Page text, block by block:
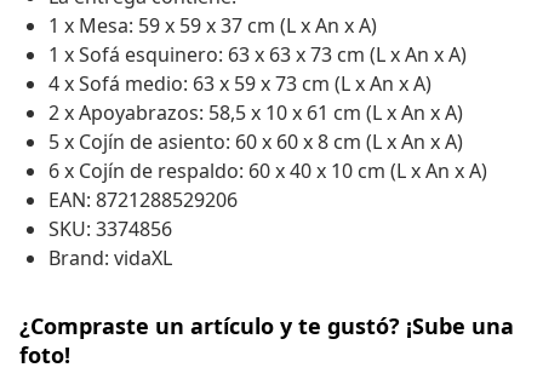
1 x Mesa: 59 x 59 x 37 cm (L x An x A)
1 x Sofá esquinero: 63 x 63 x 73 cm (L x An x A)
4 x Sofá medio: 63 x 59 x 73 cm (L x An x A)
2 x Apoyabrazos: 58,5 x 10 x 61 cm (L x An x A)
5 x Cojín de asiento: 60 x 60 x 8 cm (L x An x A)
6 x Cojín de respaldo: 60 x 40 x 10 cm (L x An x A)
EAN: 8721288529206
SKU: 3374856
Brand: vidaXL
¿Compraste un artículo y te gustó? ¡Sube una
foto!